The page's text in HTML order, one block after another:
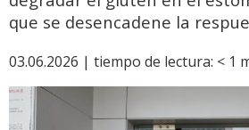
que se desencadene la
03.06.2026 | tiempo de lectura: < 1